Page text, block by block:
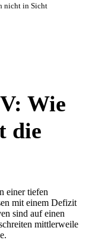
nicht in Sicht
Wie
die
einer tiefen
mit einem Defizit
sind auf einen
mittlerweile